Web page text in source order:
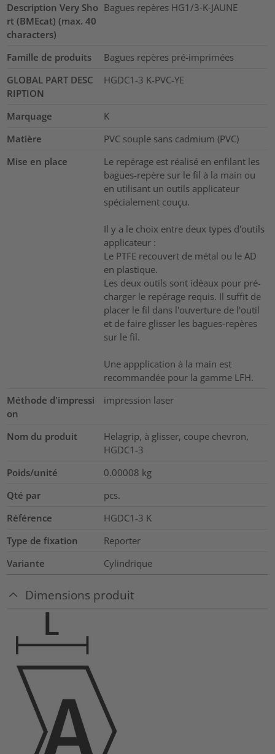
Description Very Sho
rt (BMEcat) (max. 40
characters)
Bagues repères HG1/3-K-JAUNE
Famille de produits
Bagues repères pré-imprimées
GLOBAL PART DESC
RIPTION
HGDC1-3 K-PVC-YE
Marquage
K
Matière
PVC souple sans cadmium (PVC)
Mise en place
Le repérage est réalisé en enfilant les
bagues-repère sur le fil à la main ou
en utilisant un outils applicateur
spécialement couçu.
Il y a le choix entre deux types d'outils
applicateur :
Le PTFE recouvert de métal ou le AD
en plastique.
Les deux outils sont idéaux pour pré-
charger le repérage requis. Il suffit de
placer le fil dans l'ouverture de l'outil
et de faire glisser les bagues-repères
sur le fil.
Une appplication à la main est
recommandée pour la gamme LFH.
Méthode d'impressi
on
impression laser
Nom du produit
Helagrip, à glisser, coupe chevron,
HGDC1-3
Poids/unité
0.00008 kg
Qté par
pcs.
Référence
HGDC1-3 K
Type de fixation
Reporter
Variante
Cylindrique
Dimensions produit